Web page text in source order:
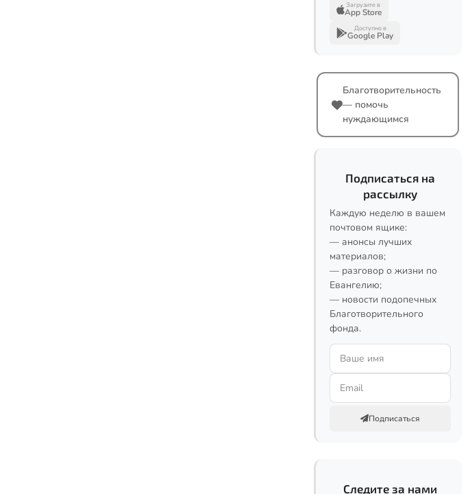
Загрузите в
App Store
Доступно в
Google Play
Благотворительность
— помочь
нуждающимся
Подписаться на
рассылку
Каждую неделю в вашем
почтовом ящике:
— анонсы лучших
материалов;
— разговор о жизни по
Евангелию;
— новости подопечных
Благотворительного
фонда.
Подписаться
Следите за нами